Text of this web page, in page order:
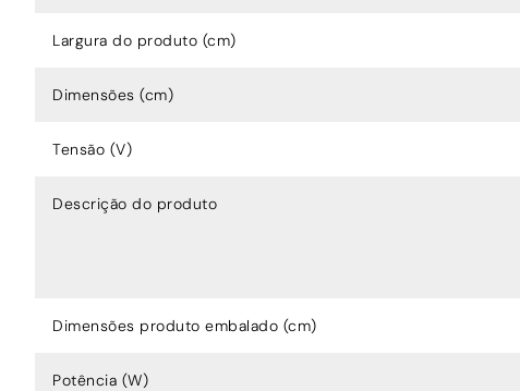
Largura do produto (cm)
Dimensões (cm)
Tensão (V)
Descrição do produto
Dimensões produto embalado (cm)
Potência (W)